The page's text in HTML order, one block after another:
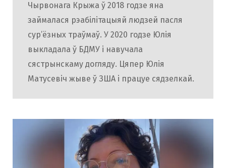
Чырвонага Крыжа ў 2018 годзе яна
займалася рэабілітацыяй людзей пасля
сур’ёзных траўмаў. У 2020 годзе Юлія
выкладала ў БДМУ і навучала
сястрынскаму догляду. Цяпер Юлія
Матусевіч жыве ў ЗША і працуе сядзелкай.